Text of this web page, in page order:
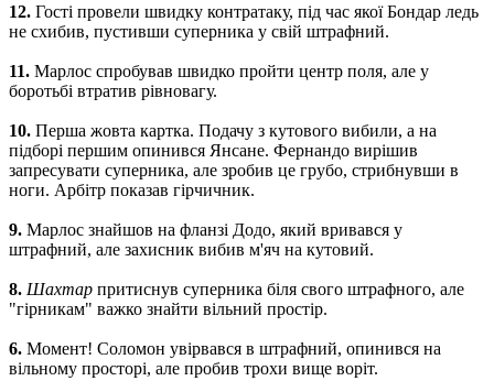
12. Гості провели швидку контратаку, під час якої Бондар ледь
не схибив, пустивши суперника у свій штрафний.
11. Марлос спробував швидко пройти центр поля, але у
боротьбі втратив рівновагу.
10. Перша жовта картка. Подачу з кутового вибили, а на
підборі першим опинився Янсане. Фернандо вирішив
запресувати суперника, але зробив це грубо, стрибнувши в
ноги. Арбітр показав гірчичник.
9. Марлос знайшов на фланзі Додо, який вривався у
штрафний, але захисник вибив м'яч на кутовий.
8. Шахтар притиснув суперника біля свого штрафного, але
"гірникам" важко знайти вільний простір.
6. Момент! Соломон увірвався в штрафний, опинився на
вільному просторі, але пробив трохи вище воріт.